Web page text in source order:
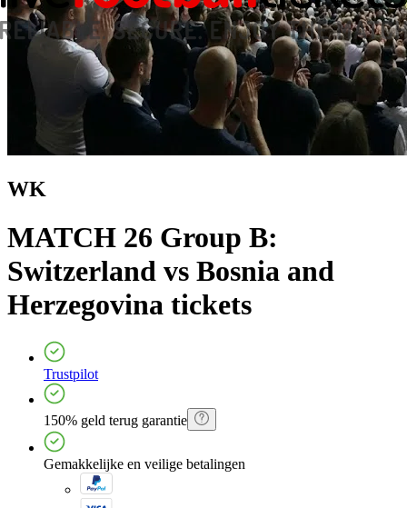
WK
MATCH 26 Group B:
Switzerland vs Bosnia and
Herzegovina tickets
Trustpilot
150% geld terug garantie
Gemakkelijke en veilige betalingen